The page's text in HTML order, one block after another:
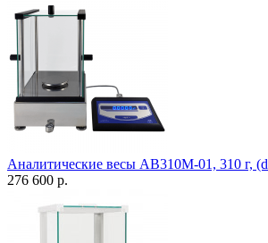
Аналитические весы АВ310М-01, 310 г,
276 600 р.